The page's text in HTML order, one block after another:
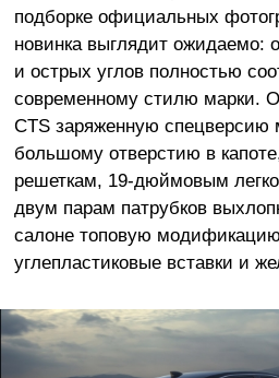
подборке официальных
новинка выглядит ожидаемо:
и острых углов полностью
современному стилю марки.
CTS заряженную спецверсию
большому отверстию в
решеткам, 19-дюймовым
двум парам патрубков
салоне топовую
углепластиковые вставки и